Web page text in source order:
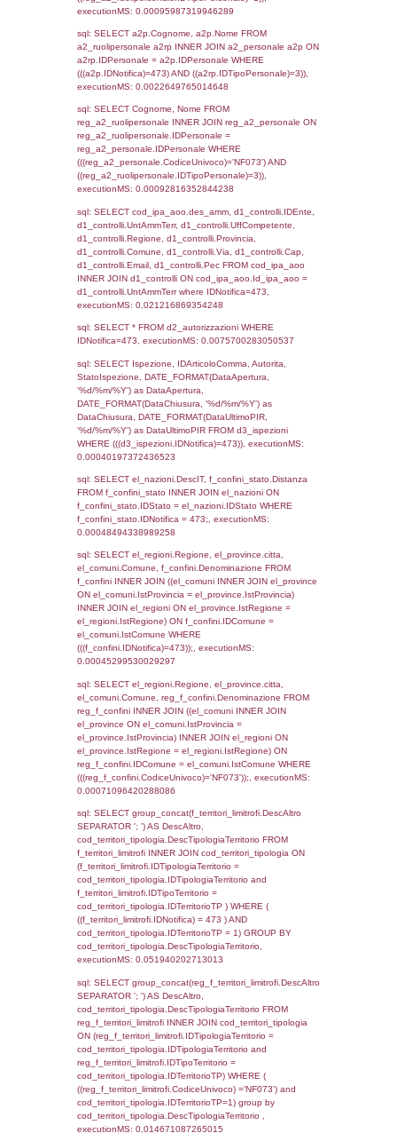
executionMS: 0.00096511840820312
sql: SELECT a1.RagioneSociale,
localita, el_prov.citta AS provincia,
DATE(n.DataInvioNotifica) as
n.FileNotificaZip, n.DataFileNotificaZip
LEFT JOIN infostabilimento i ON
n.CodiceUnivoco LEFT JOIN
a1.CodiceUnivoco = n.CodiceUnivoco LEFT
el_comuni AS el_com ON a1.ComuneStab =
el_com.IstComune LEFT JOIN el_province
a1.ProvinciaStab = el_prov.IstProvincia
n.IDNotifica = 473;, executionMS:
sql: SELECT a1_stabilimento.*,
ComuneST, el_province.citta as
el_regioni.Regione as RegioneST,
as ComuneSL, el_province_1.citta as
el_regioni_1.Regione as RegioneSL FROM
(((((a1_stabilimento LEFT JOIN el_comuni
a1_stabilimento.ComuneStab =
LEFT JOIN el_province ON
= el_province.IstProvincia) LEFT JOIN
LEFT JOIN el_comuni AS el_comuni_1 ON
a1_stabilimento.IstComuneSL =
LEFT JOIN el_province AS el_province_1
a1_stabilimento.IstProvinciaSL =
el_province_1.IstProvincia) LEFT JOIN
el_regioni_1 ON
el_regioni_1.IstRegione where
executionMS: 0.0005640983581543
sql: SELECT a2p.Cognome, a2p.Nome
a2_ruolipersonale a2rp INNER JOIN
a2rp.IDPersonale = a2p.IDPersonale
(((a2p.IDNotifica)=473) AND
executionMS: 0.0027430057525635
sql: SELECT Cognome, Nome FROM
reg_a2_ruolipersonale.IDPersonale =
reg_a2_personale.IDPersonale WHERE
executionMS: 0.00095987319946289
sql: SELECT a2p.Cognome, a2p.Nome
a2_ruolipersonale a2rp INNER JOIN
a2rp.IDPersonale = a2p.IDPersonale
(((a2p.IDNotifica)=473) AND
executionMS: 0.0022649765014648
sql: SELECT Cognome, Nome FROM
reg_a2_ruolipersonale INNER JOIN
reg_a2_ruolipersonale.IDPersonale =
reg_a2_personale.IDPersonale WHERE